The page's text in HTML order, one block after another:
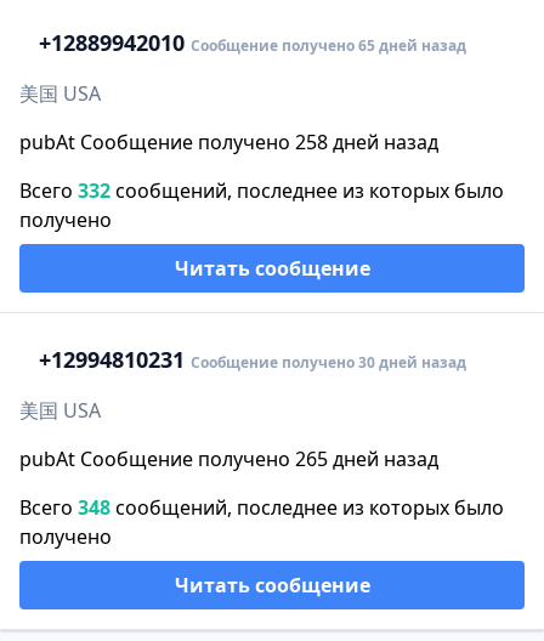
+12889942010 Сообщение получено 65 дней назад
美国 USA
pubAt Сообщение получено 258 дней назад
Всего 332сообщений, последнее из которых было
получено
Читать сообщение
+12994810231 Сообщение получено 30 дней назад
美国 USA
pubAt Сообщение получено 265 дней назад
Всего 348сообщений, последнее из которых было
получено
Читать сообщение